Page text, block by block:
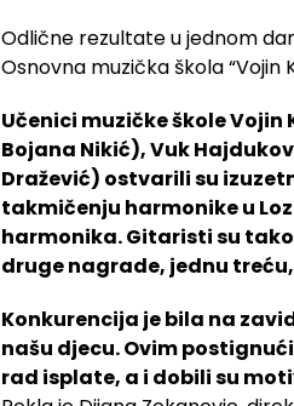
Odlične rezultate u jednom
Osnovna muzička škola “Vojin
Učenici muzičke škole
Bojana Nikić), Vuk
Dražević) ostvarili su
takmičenju harmonike u
harmonika. Gitaristi su
druge nagrade, jednu
Konkurencija je bila na
našu djecu. Ovim
rad isplate, a i dobili su